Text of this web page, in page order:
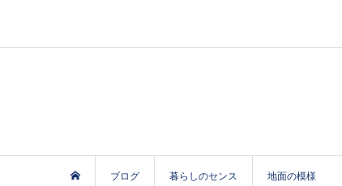
ブログ 暮らしのセンス 地面の模様